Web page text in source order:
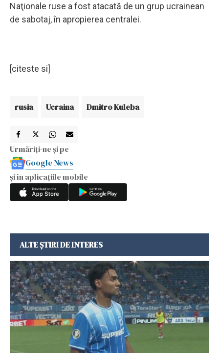
Naţionale ruse a fost atacată de un grup ucrainean
de sabotaj, în apropierea centralei.
[citeste si]
rusia Ucraina Dmitro Kuleba
Urmăriți-ne și pe
Google News
și în aplicațiile mobile
ALTE ȘTIRI DE INTERES